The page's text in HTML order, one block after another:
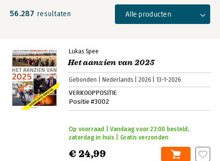
56.287 resultaten Alle producten
Lukas Spee
Het aanzien van 2025
Gebonden Nederlands 2026 13-1-2026
VERKOOPPOSITIE
Positie #3002
€ 24,99
Op voorraad | Vandaag voor 23:00 besteld,
zaterdag in huis | Gratis verzonden